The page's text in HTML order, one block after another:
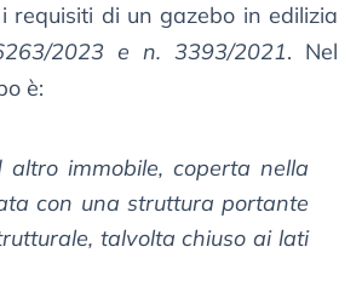
requisiti di un gazebo in edilizia
2023 e n. 3393/2021. Nel
è:
immobile, coperta nella
con una struttura portante
talvolta chiuso ai lati